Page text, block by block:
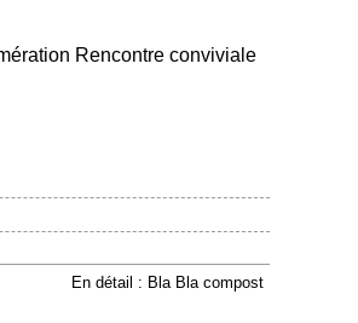
Rencontre conviviale
En détail : Bla Bla compost